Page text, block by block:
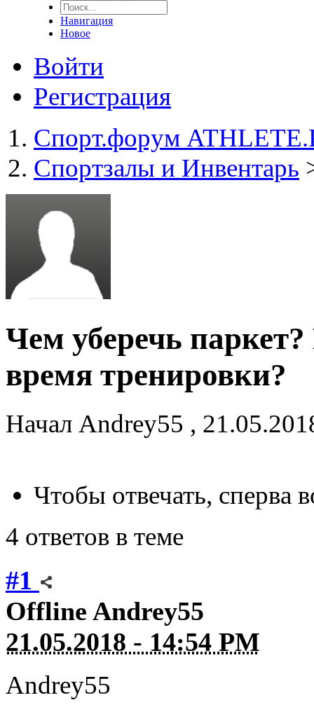
Навигация
Новое
Войти
Регистрация
Спорт.форум
Спортзалы и Инвентарь
Чем уберечь
время тренировки?
Начал Andrey55 ,
Чтобы отвечать, сперва
4 ответов в теме
#1
Offline Andrey55
21.05.2018 - 14:54 PM
Andrey55